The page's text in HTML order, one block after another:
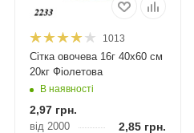
1013
Сітка овочева 16г 40х60 см
20кг Фіолетова
В наявності
2,97грн.
від 2000 2,85 грн.